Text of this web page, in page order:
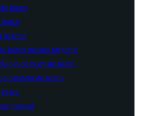
barco
barco
Marina
barco marino plegable
ojo de buey de barco
bandera de barco
manual